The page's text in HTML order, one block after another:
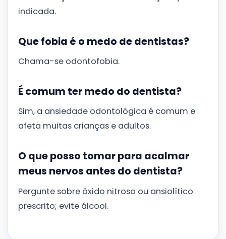
indicada.
Que fobia é o medo de dentistas?
Chama-se odontofobia.
É comum ter medo do dentista?
Sim, a ansiedade odontológica é comum e
afeta muitas crianças e adultos.
O que posso tomar para acalmar
meus nervos antes do dentista?
Pergunte sobre óxido nitroso ou ansiolítico
prescrito; evite álcool.